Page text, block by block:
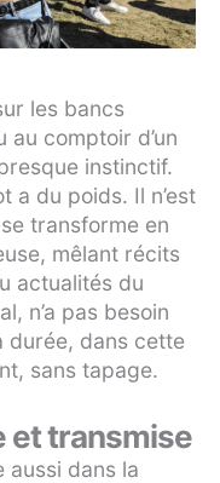
les bancs
au comptoir d’un
instinctif.
a du poids. Il n’est
transforme en
mêlant récits
actualités du
n’a pas besoin
durée, dans cette
sans tapage.
et transmise
aussi dans la